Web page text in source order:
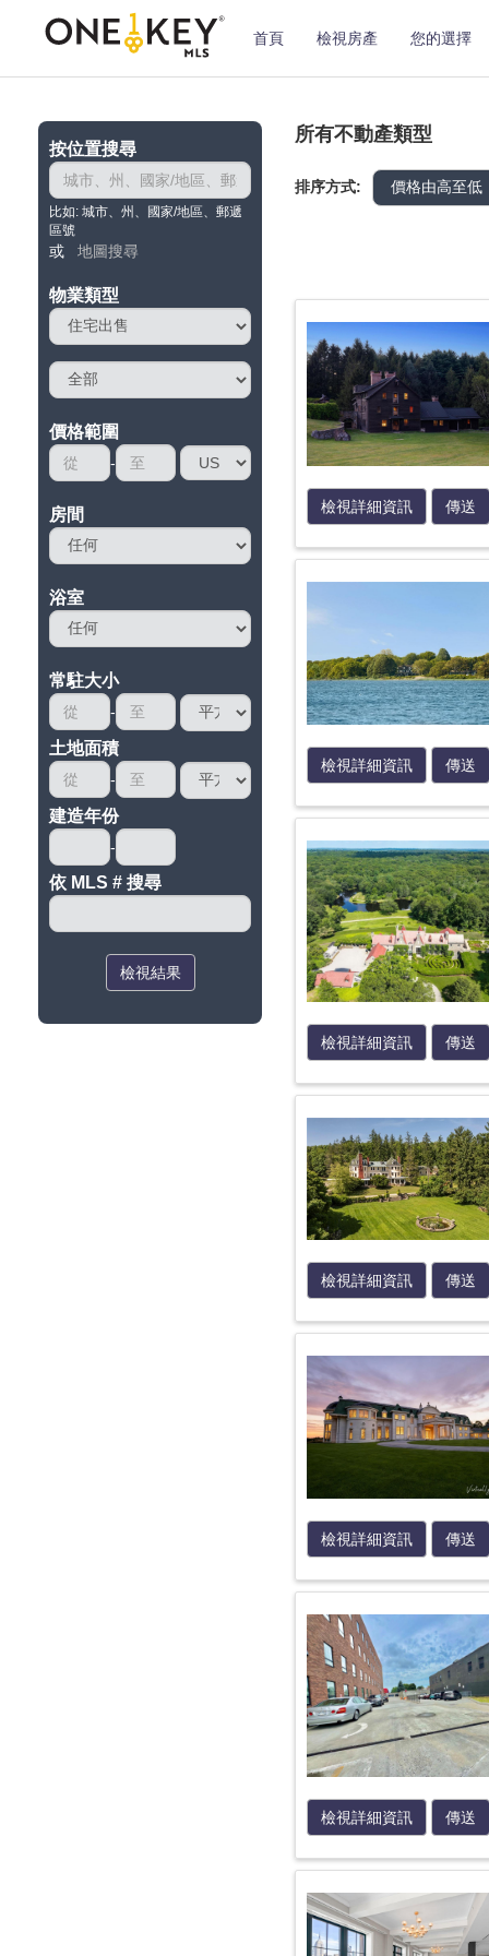
首頁 檢視房產 您的選擇
按位置搜尋
比如: 城市、州、國家/地區、郵遞
區號
或 地圖搜尋
物業類型
價格範圍
房間
浴室
常駐大小
土地面積
建造年份
依 MLS # 搜尋
檢視結果
所有不動產類型
排序方式:
檢視詳細資訊 傳送
檢視詳細資訊 傳送
檢視詳細資訊 傳送
檢視詳細資訊 傳送
檢視詳細資訊 傳送
檢視詳細資訊 傳送